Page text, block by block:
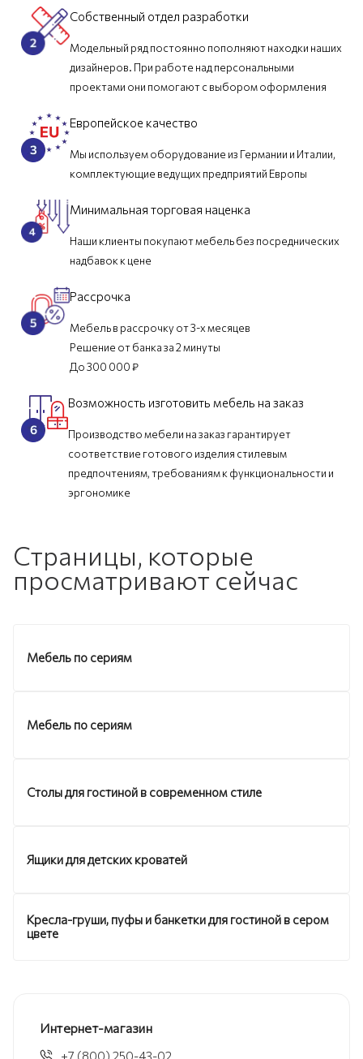
Собственный отдел разработки
Модельный ряд постоянно пополняют находки наших
дизайнеров. При работе над персональными
проектами они помогают с выбором оформления
Европейское качество
Мы используем оборудование из Германии и Италии,
комплектующие ведущих предприятий Европы
Минимальная торговая наценка
Наши клиенты покупают мебель без посреднических
надбавок к цене
Рассрочка
Мебель в рассрочку от 3-х месяцев
Решение от банка за 2 минуты
До 300 000 ₽
Возможность изготовить мебель на заказ
Производство мебели на заказ гарантирует
соответствие готового изделия стилевым
предпочтениям, требованиям к функциональности и
эргономике
Страницы, которые
просматривают сейчас
Мебель по сериям
Мебель по сериям
Столы для гостиной в современном стиле
Ящики для детских кроватей
Кресла-груши, пуфы и банкетки для гостиной в сером
цвете
Интернет-магазин
+7 (800) 250-43-02